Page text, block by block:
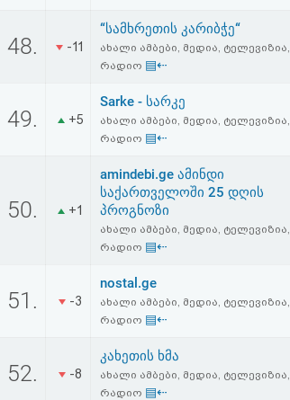
48. -11
“სამხრეთის კარიბჭე“
ახალი ამბები, მედია, ტელევიზია,
რადიო ▤⇠
49. +5
Sarke - სარკე
ახალი ამბები, მედია, ტელევიზია,
რადიო ▤⇠
50. +1
amindebi.ge ამინდი
საქართველოში 25 დღის
პროგნოზი
ახალი ამბები, მედია, ტელევიზია,
რადიო ▤⇠
51. -3
nostal.ge
ახალი ამბები, მედია, ტელევიზია,
რადიო ▤⇠
52. -8
კახეთის ხმა
ახალი ამბები, მედია, ტელევიზია,
რადიო ▤⇠